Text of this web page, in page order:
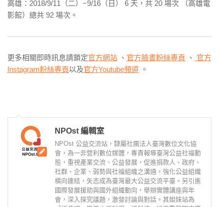
高雄：2018/9/11（二）−9/16（日） 6 天，共 20 場次 （高雄電
影館）總共 92 場次。
更多相關即時訊息請鎖定官方網站 、 官方臉書粉絲專頁 、 官方
Instagram粉絲專頁以及官方Youtube頻道 。
NPOst 編輯室
NPOst 公益交流站，隸屬社團法人臺灣數位文化協
會，為一非營利數位媒體，專責報導臺灣公益社福動
態，重視產業交流、公益發展，促進捐款人、政府、
社群、企業、弱勢與社福組織之溝通，強化公益組織
橫向連結，矢志成為臺灣最大公益交流平臺。另引進
國際發展援助與國外組織動向，舉辦實體講座與年
會，深入探究議題，激發討論與對話。其姐妹站為